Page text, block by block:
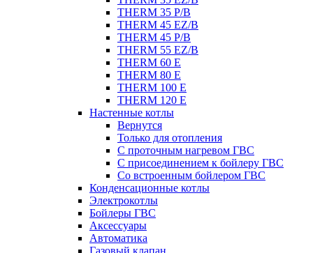
THERM 35 P/B
THERM 45 EZ/B
THERM 45 P/B
THERM 55 EZ/B
THERM 60 E
THERM 80 E
THERM 100 E
THERM 120 E
Настенные котлы
Вернутся
Только для отопления
С проточным нагревом ГВС
С присоединением к бойлеру ГВС
Со встроенным бойлером ГВС
Конденсационные котлы
Электрокотлы
Бойлеры ГВС
Аксессуары
Автоматика
Газовый клапан